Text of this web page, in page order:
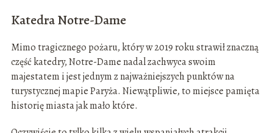
Katedra Notre-Dame
Mimo tragicznego pożaru, który w 2019 roku strawił znaczną
część katedry, Notre-Dame nadal zachwyca swoim
majestatem i jest jednym z najważniejszych punktów na
turystycznej mapie Paryża. Niewątpliwie, to miejsce pamięta
historię miasta jak mało które.